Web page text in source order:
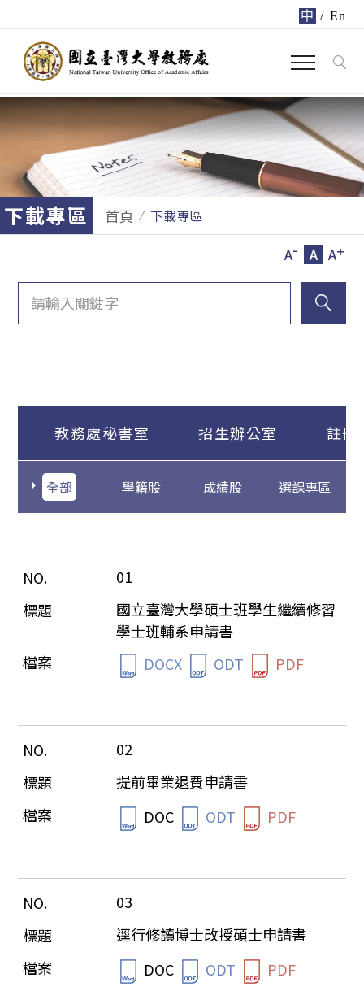
中 / En
下載專區 首頁
下載專區
A- A A+
教務處秘書室 招生辦公室 註冊
全部 學籍股 成績股 選課專區
01
國立臺灣大學碩士班學生繼續修習
學士班輔系申請書
DOCX
ODT PDF
02
提前畢業退費申請書
DOC
ODT PDF
03
逕行修讀博士改授碩士申請書
DOC
ODT PDF